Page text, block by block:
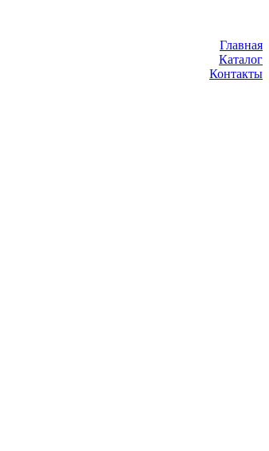
Главная
Каталог
Контакты